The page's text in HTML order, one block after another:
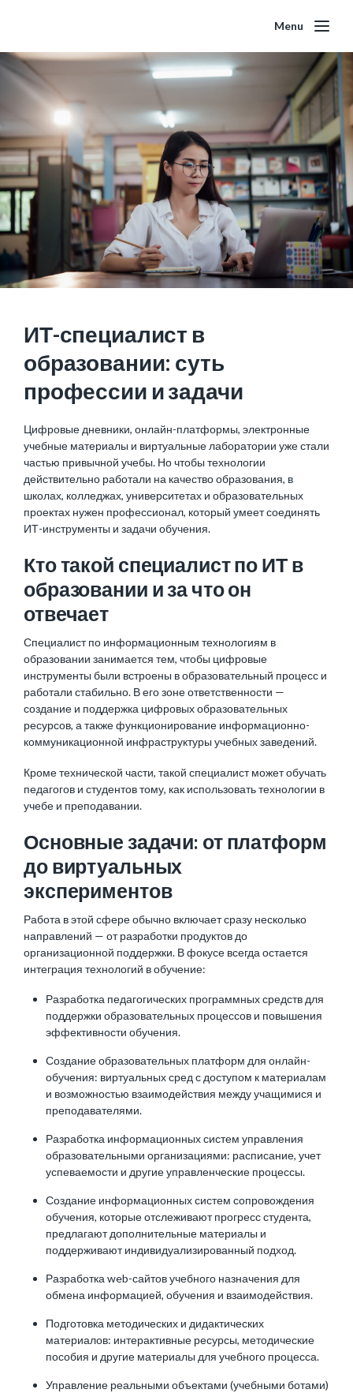
Menu
ИТ-специалист в
образовании: суть
профессии и задачи
Цифровые дневники, онлайн-платформы, электронные
учебные материалы и виртуальные лаборатории уже стали
частью привычной учебы. Но чтобы технологии
действительно работали на качество образования, в
школах, колледжах, университетах и образовательных
проектах нужен профессионал, который умеет соединять
ИТ-инструменты и задачи обучения.
Кто такой специалист по ИТ в
образовании и за что он
отвечает
Специалист по информационным технологиям в
образовании занимается тем, чтобы цифровые
инструменты были встроены в образовательный процесс и
работали стабильно. В его зоне ответственности —
создание и поддержка цифровых образовательных
ресурсов, а также функционирование информационно-
коммуникационной инфраструктуры учебных заведений.
Кроме технической части, такой специалист может обучать
педагогов и студентов тому, как использовать технологии в
учебе и преподавании.
Основные задачи: от платформ
до виртуальных
экспериментов
Работа в этой сфере обычно включает сразу несколько
направлений — от разработки продуктов до
организационной поддержки. В фокусе всегда остается
интеграция технологий в обучение:
Разработка педагогических программных средств для
поддержки образовательных процессов и повышения
эффективности обучения.
Создание образовательных платформ для онлайн-
обучения: виртуальных сред с доступом к материалам
и возможностью взаимодействия между учащимися и
преподавателями.
Разработка информационных систем управления
образовательными организациями: расписание, учет
успеваемости и другие управленческие процессы.
Создание информационных систем сопровождения
обучения, которые отслеживают прогресс студента,
предлагают дополнительные материалы и
поддерживают индивидуализированный подход.
Разработка web-сайтов учебного назначения для
обмена информацией, обучения и взаимодействия.
Подготовка методических и дидактических
материалов: интерактивные ресурсы, методические
пособия и другие материалы для учебного процесса.
Управление реальными объектами (учебными ботами)